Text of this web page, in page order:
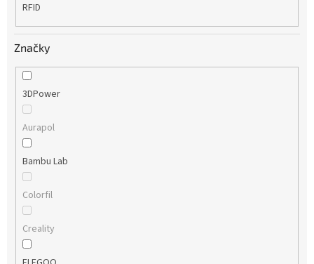
RFID
Značky
3DPower
Aurapol
Bambu Lab
Colorfil
Creality